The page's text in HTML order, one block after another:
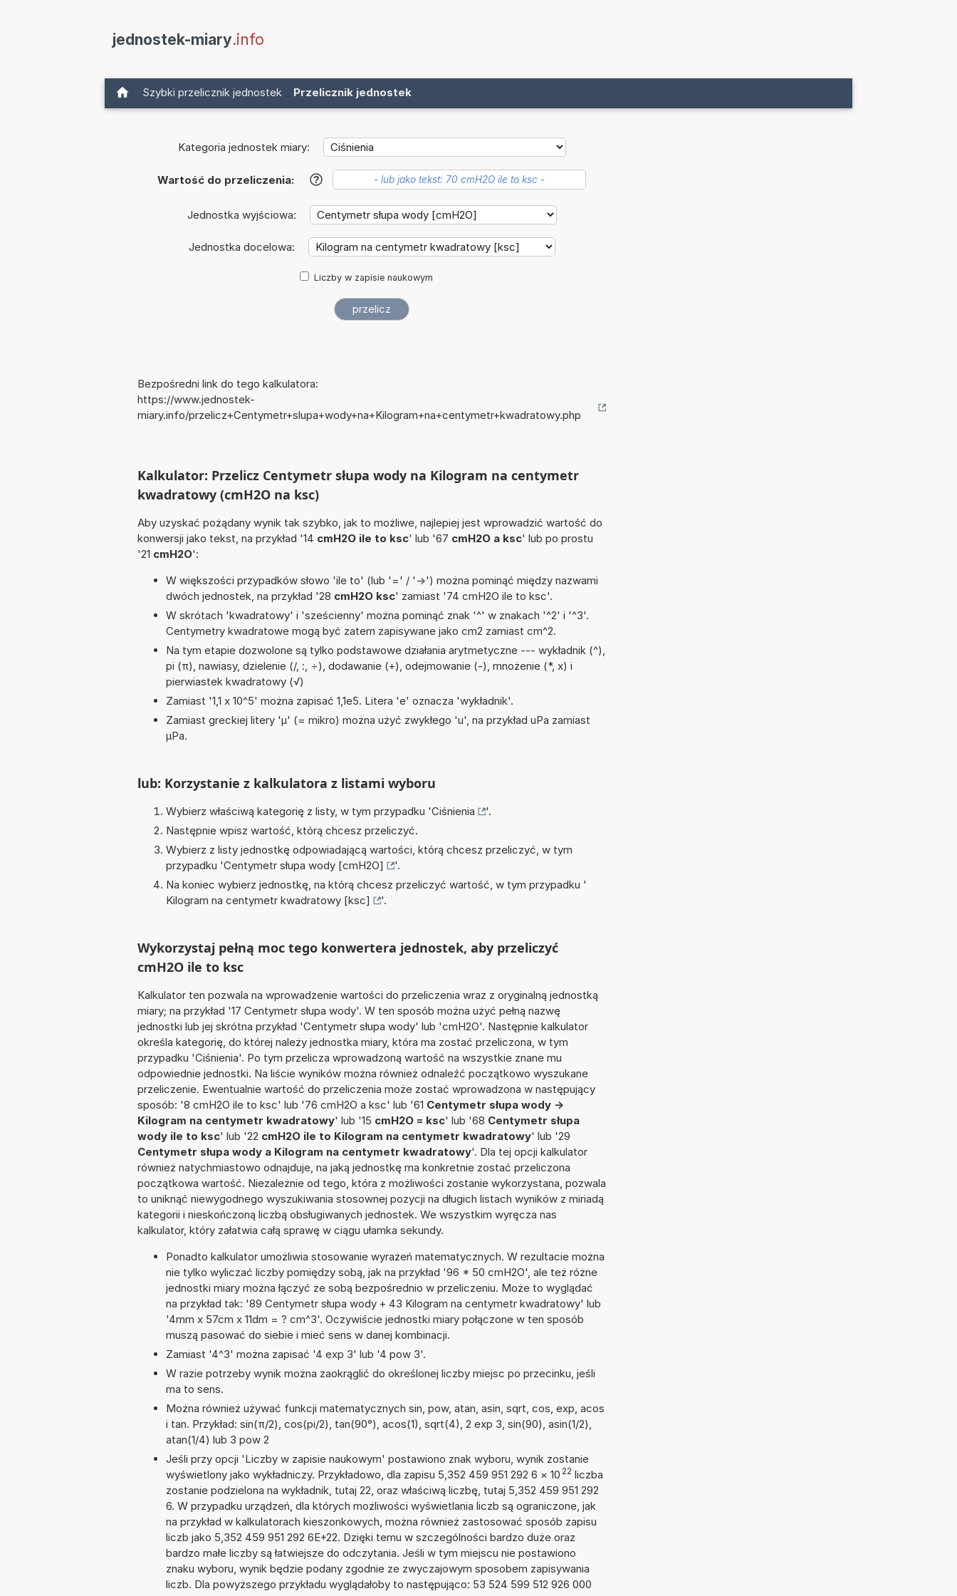
jednostek-miary.info
Szybki przelicznik jednostek Przelicznik jednostek
Kategoria jednostek miary:
Wartość do przeliczenia: ?
Jednostka wyjściowa:
Jednostka docelowa:
Liczby w zapisie naukowym
Bezpośredni link do tego kalkulatora:
https://www.jednostek-
miary.info/przelicz+Centymetr+slupa+wody+na+Kilogram+na+centymetr+kwadratowy.php
Kalkulator: Przelicz Centymetr słupa wody na Kilogram na centymetr
kwadratowy (cmH2O na ksc)
Aby uzyskać pożądany wynik tak szybko, jak to możliwe, najlepiej jest wprowadzić wartość do
konwersji jako tekst, na przykład '14 cmH2O ile to ksc' lub '67 cmH2O a ksc' lub po prostu
'21 cmH2O':
W większości przypadków słowo 'ile to' (lub '=' / '->') można pominąć między nazwami
dwóch jednostek, na przykład '28 cmH2O ksc' zamiast '74 cmH2O ile to ksc'.
W skrótach 'kwadratowy' i 'sześcienny' można pominąć znak '^' w znakach '^2' i '^3'.
Centymetry kwadratowe mogą być zatem zapisywane jako cm2 zamiast cm^2.
Na tym etapie dozwolone są tylko podstawowe działania arytmetyczne --- wykładnik (^),
pi (π), nawiasy, dzielenie (/, :, ÷), dodawanie (+), odejmowanie (-), mnożenie (*, x) i
pierwiastek kwadratowy (√)
Zamiast '1,1 x 10^5' można zapisać 1,1e5. Litera 'e' oznacza 'wykładnik'.
Zamiast greckiej litery 'µ' (= mikro) można użyć zwykłego 'u', na przykład uPa zamiast
µPa.
lub: Korzystanie z kalkulatora z listami wyboru
Wybierz właściwą kategorię z listy, w tym przypadku 'Ciśnienia
'.
Następnie wpisz wartość, którą chcesz przeliczyć.
Wybierz z listy jednostkę odpowiadającą wartości, którą chcesz przeliczyć, w tym
przypadku 'Centymetr słupa wody [cmH2O]
'.
Na koniec wybierz jednostkę, na którą chcesz przeliczyć wartość, w tym przypadku '
Kilogram na centymetr kwadratowy [ksc]
'.
Wykorzystaj pełną moc tego konwertera jednostek, aby przeliczyć
cmH2O ile to ksc
Kalkulator ten pozwala na wprowadzenie wartości do przeliczenia wraz z oryginalną jednostką
miary; na przykład '17 Centymetr słupa wody'. W ten sposób można użyć pełną nazwę
jednostki lub jej skrótna przykład 'Centymetr słupa wody' lub 'cmH2O'. Następnie kalkulator
określa kategorię, do której należy jednostka miary, która ma zostać przeliczona, w tym
przypadku 'Ciśnienia'. Po tym przelicza wprowadzoną wartość na wszystkie znane mu
odpowiednie jednostki. Na liście wyników można również odnaleźć początkowo wyszukane
przeliczenie. Ewentualnie wartość do przeliczenia może zostać wprowadzona w następujący
sposób: '8 cmH2O ile to ksc' lub '76 cmH2O a ksc' lub '61 Centymetr słupa wody ->
Kilogram na centymetr kwadratowy' lub '15 cmH2O = ksc' lub '68 Centymetr słupa
wody ile to ksc' lub '22 cmH2O ile to Kilogram na centymetr kwadratowy' lub '29
Centymetr słupa wody a Kilogram na centymetr kwadratowy'. Dla tej opcji kalkulator
również natychmiastowo odnajduje, na jaką jednostkę ma konkretnie zostać przeliczona
początkowa wartość. Niezależnie od tego, która z możliwości zostanie wykorzystana, pozwala
to uniknąć niewygodnego wyszukiwania stosownej pozycji na długich listach wyników z miriadą
kategorii i nieskończoną liczbą obsługiwanych jednostek. We wszystkim wyręcza nas
kalkulator, który załatwia całą sprawę w ciągu ułamka sekundy.
Ponadto kalkulator umożliwia stosowanie wyrażeń matematycznych. W rezultacie można
nie tylko wyliczać liczby pomiędzy sobą, jak na przykład '96 * 50 cmH2O', ale też różne
jednostki miary można łączyć ze sobą bezpośrednio w przeliczeniu. Może to wyglądać
na przykład tak: '89 Centymetr słupa wody + 43 Kilogram na centymetr kwadratowy' lub
'4mm x 57cm x 11dm = ? cm^3'. Oczywiście jednostki miary połączone w ten sposób
muszą pasować do siebie i mieć sens w danej kombinacji.
Zamiast '4^3' można zapisać '4 exp 3' lub '4 pow 3'.
W razie potrzeby wynik można zaokrąglić do określonej liczby miejsc po przecinku, jeśli
ma to sens.
Można również używać funkcji matematycznych sin, pow, atan, asin, sqrt, cos, exp, acos
i tan. Przykład: sin(π/2), cos(pi/2), tan(90°), acos(1), sqrt(4), 2 exp 3, sin(90), asin(1/2),
atan(1/4) lub 3 pow 2
Jeśli przy opcji 'Liczby w zapisie naukowym' postawiono znak wyboru, wynik zostanie
wyświetlony jako wykładniczy. Przykładowo, dla zapisu 5,352 459 951 292 6 × 10 22 liczba
zostanie podzielona na wykładnik, tutaj 22, oraz właściwą liczbę, tutaj 5,352 459 951 292
6. W przypadku urządzeń, dla których możliwości wyświetlania liczb są ograniczone, jak
na przykład w kalkulatorach kieszonkowych, można również zastosować sposób zapisu
liczb jako 5,352 459 951 292 6E+22. Dzięki temu w szczególności bardzo duże oraz
bardzo małe liczby są łatwiejsze do odczytania. Jeśli w tym miejscu nie postawiono
znaku wyboru, wynik będzie podany zgodnie ze zwyczajowym sposobem zapisywania
liczb. Dla powyższego przykładu wyglądałoby to następująco: 53 524 599 512 926 000